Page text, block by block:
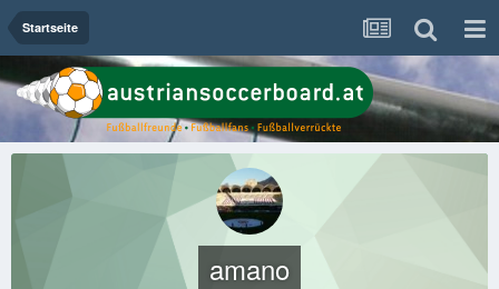
Startseite
amano